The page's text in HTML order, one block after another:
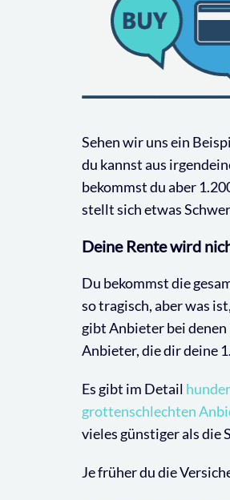
Sehen wir uns ein
du kannst aus
bekommst du aber
stellt sich etwas
Deine Rente wird
Du bekommst die
so tragisch, aber was
gibt Anbieter bei denen
Anbieter, die dir deine
Es gibt im Detail
grottenschlechten
vieles günstiger als die
Je früher du die